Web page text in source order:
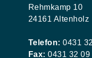
Rehmkamp 10
24161 Altenholz
Telefon: 0431
Fax: 0431 32 09